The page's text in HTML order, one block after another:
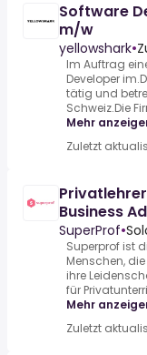
Software
m/w
yellowshark•
Im Auftrag
Developer
tätig und
Schweiz.Die
Mehr
Zuletzt
Business
gesucht
SuperProf•
Superprof ist
Menschen,
ihre
für
Mehr
Zuletzt